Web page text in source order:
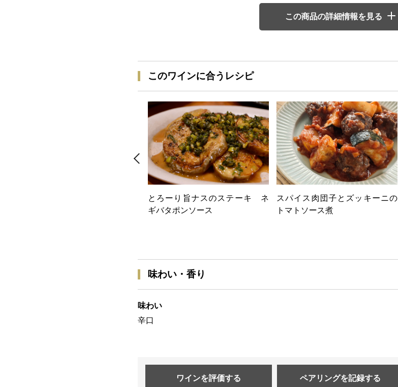
この商品の詳細情報を見る
このワインに合うレシピ
とろーり旨ナスのステーキ ネ
ギバタポンソース
スパイス肉団子とズッキーニの
トマトソース煮
味わい・香り
味わい
辛口
ワインを評価する ペアリングを記録する